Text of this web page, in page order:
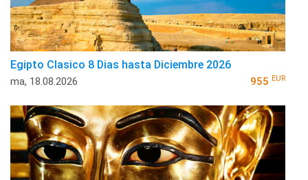
Egipto Clasico 8 Dias hasta Diciembre 2026
ma, 18.08.2026 955 EUR